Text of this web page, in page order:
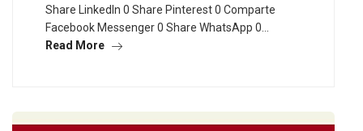
Share LinkedIn 0 Share Pinterest 0 Comparte
Facebook Messenger 0 Share WhatsApp 0…
Read More